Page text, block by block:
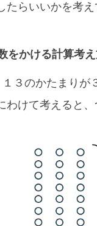
らいいかを考え
をかける計算考
３のかたまりが
わけて考えると、